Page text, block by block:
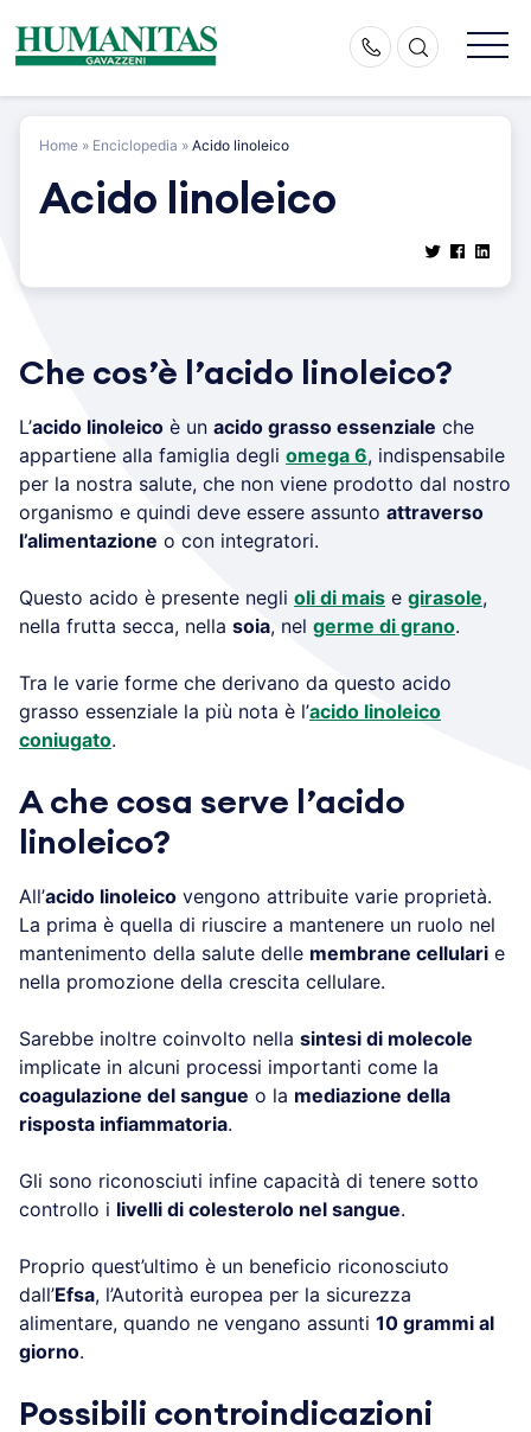
content
Home » Enciclopedia » Acido linoleico
Acido linoleico
Che cos’è l’acido linoleico?
L’acido linoleico è un acido grasso essenziale che
appartiene alla famiglia degli omega 6, indispensabile
per la nostra salute, che non viene prodotto dal nostro
organismo e quindi deve essere assunto attraverso
l’alimentazione o con integratori.
Questo acido è presente negli oli di mais e girasole,
nella frutta secca, nella soia, nel germe di grano.
Tra le varie forme che derivano da questo acido
grasso essenziale la più nota è l’acido linoleico
coniugato.
A che cosa serve l’acido
linoleico?
All’acido linoleico vengono attribuite varie proprietà.
La prima è quella di riuscire a mantenere un ruolo nel
mantenimento della salute delle membrane cellulari e
nella promozione della crescita cellulare.
Sarebbe inoltre coinvolto nella sintesi di molecole
implicate in alcuni processi importanti come la
coagulazione del sangue o la mediazione della
risposta infiammatoria.
Gli sono riconosciuti infine capacità di tenere sotto
controllo i livelli di colesterolo nel sangue.
Proprio quest’ultimo è un beneficio riconosciuto
dall’Efsa, l’Autorità europea per la sicurezza
alimentare, quando ne vengano assunti 10 grammi al
giorno.
Possibili controindicazioni